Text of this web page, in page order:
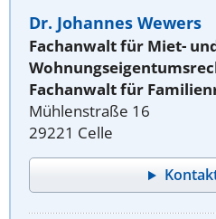
Dr. Johannes Wewers
Fachanwalt für Miet-
Fachanwalt für
Mühlenstraße 16
29221 Celle